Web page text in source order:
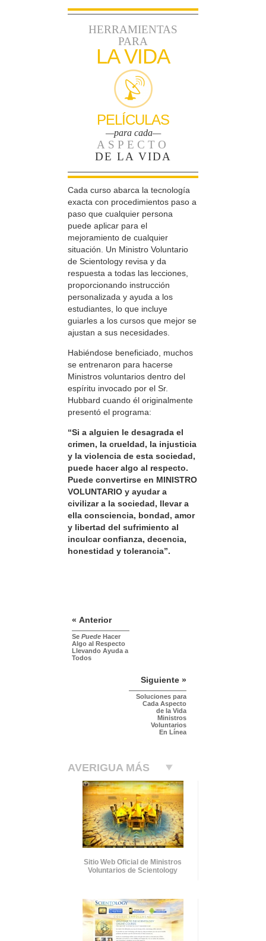
HERRAMIENTAS
PARA
LA VIDA
PELÍCULAS
—para cada—
ASPECTO
DE LA VIDA
Cada curso abarca la tecnología
exacta con procedimientos paso a
paso que cualquier persona
puede aplicar para el
mejoramiento de cualquier
situación. Un Ministro Voluntario
de Scientology revisa y da
respuesta a todas las lecciones,
proporcionando instrucción
personalizada y ayuda a los
estudiantes, lo que incluye
guiarles a los cursos que mejor se
ajustan a sus necesidades.
Habiéndose beneficiado, muchos
se entrenaron para hacerse
Ministros voluntarios dentro del
espíritu invocado por el Sr.
Hubbard cuando él originalmente
presentó el programa:
“Si a alguien le desagrada el
crimen, la crueldad, la injusticia
y la violencia de esta sociedad,
puede hacer algo al respecto.
Puede convertirse en MINISTRO
VOLUNTARIO y ayudar a
civilizar a la sociedad, llevar a
ella consciencia, bondad, amor
y libertad del sufrimiento al
inculcar confianza, decencia,
honestidad y tolerancia”.
« Anterior
Se Puede Hacer
Algo al Respecto
Llevando Ayuda a
Todos
Siguiente »
Soluciones para
Cada Aspecto
de la Vida
Ministros
Voluntarios
En Línea
AVERIGUA MÁS
Sitio Web Oficial de Ministros
Voluntarios de Scientology